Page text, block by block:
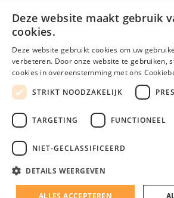
Contact
©1974 - 2026 Bas Boer
Algemene voorwaarden
Deze website maakt gebruik
cookies.
Deze website gebruikt cookies om uw
verbeteren. Door onze website te gebruiken,
cookies in overeenstemming met ons
STRIKT NOODZAKELIJK
TARGETING FUNCTIONEEL
NIET-GECLASSIFICEERD
DETAILS WEERGEVEN
ALLES ACCEPTEREN